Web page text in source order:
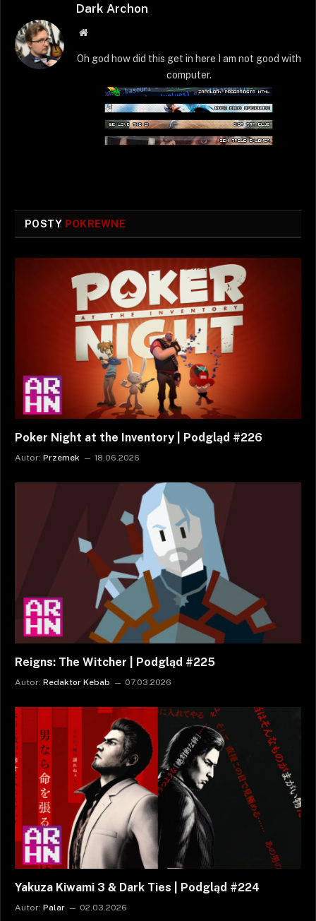
Dark Archon
Strona
Oh god how did this get in here I am not good with
computer.
POSTY POKREWNE
Poker Night at the Inventory | Podgląd #226
Autor: Przemek 18.06.2026
Reigns: The Witcher | Podgląd #225
Autor: Redaktor Kebab 07.03.2026
Yakuza Kiwami 3 & Dark Ties | Podgląd #224
Autor: Palar 02.03.2026